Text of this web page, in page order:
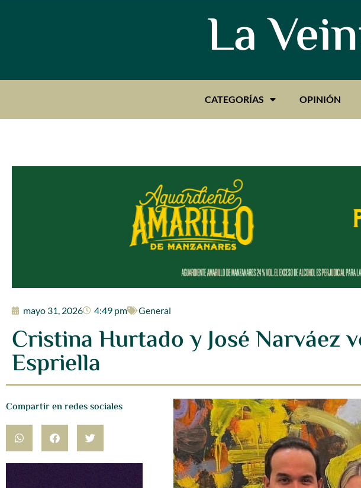
La
CATEGORÍAS OPINIÓN
mayo 31, 2026 4:49 pm General
Cristina Hurtado y José Narváez
Espriella
Compartir en redes sociales